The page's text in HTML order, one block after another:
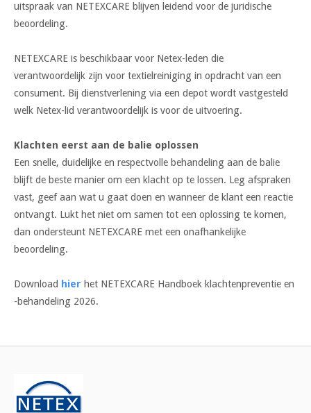
uitspraak van NETEXCARE blijven leidend voor de juridische
beoordeling.
NETEXCARE is beschikbaar voor Netex-leden die
verantwoordelijk zijn voor textielreiniging in opdracht van een
consument. Bij dienstverlening via een depot wordt vastgesteld
welk Netex-lid verantwoordelijk is voor de uitvoering.
Klachten eerst aan de balie oplossen
Een snelle, duidelijke en respectvolle behandeling aan de balie
blijft de beste manier om een klacht op te lossen. Leg afspraken
vast, geef aan wat u gaat doen en wanneer de klant een reactie
ontvangt. Lukt het niet om samen tot een oplossing te komen,
dan ondersteunt NETEXCARE met een onafhankelijke
beoordeling.
Download hier het NETEXCARE Handboek klachtenpreventie en
-behandeling 2026.